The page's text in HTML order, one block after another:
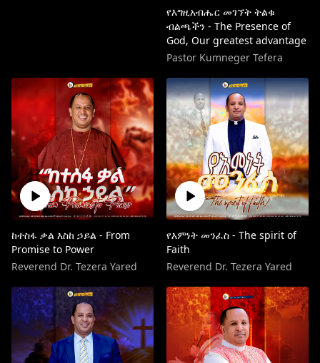
የእግዚአብሔር መገኘት ትልቁ
ብልጫችን - The Presence of
God, Our greatest advantage
Pastor Kumneger Tefera
ከተስፋ ቃል እስከ ኃይል - From
Promise to Power
Reverend Dr. Tezera Yared
የእምነት መንፈስ - The spirit of
Faith
Reverend Dr. Tezera Yared